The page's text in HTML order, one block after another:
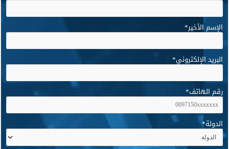
الإسم الأخير*
البريد الإلكتروني*
رقم الهاتف*
الدولة*